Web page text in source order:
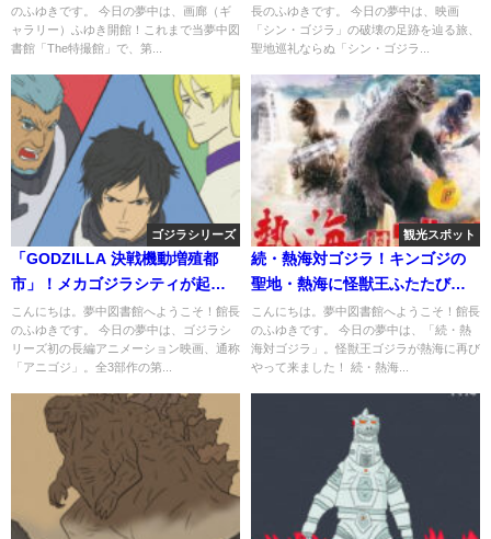
のふゆきです。 今日の夢中は、画廊（ギ
ャラリー）ふゆき開館！これまで当夢中図
書館「The特撮館」で、第...
長のふゆきです。 今日の夢中は、映画
「シン・ゴジラ」の破壊の足跡を辿る旅、
聖地巡礼ならぬ「シン・ゴジラ...
ゴジラシリーズ
「GODZILLA 決戦機動増殖都
市」！メカゴジラシティが起動
する…
こんにちは。夢中図書館へようこそ！館長
のふゆきです。 今日の夢中は、ゴジラシ
リーズ初の長編アニメーション映画、通称
「アニゴジ」。全3部作の第...
観光スポット
続・熱海対ゴジラ！キンゴジの
聖地・熱海に怪獣王ふたたび降
臨
こんにちは。夢中図書館へようこそ！館長
のふゆきです。 今日の夢中は、「続・熱
海対ゴジラ」。怪獣王ゴジラが熱海に再び
やって来ました！ 続・熱海...